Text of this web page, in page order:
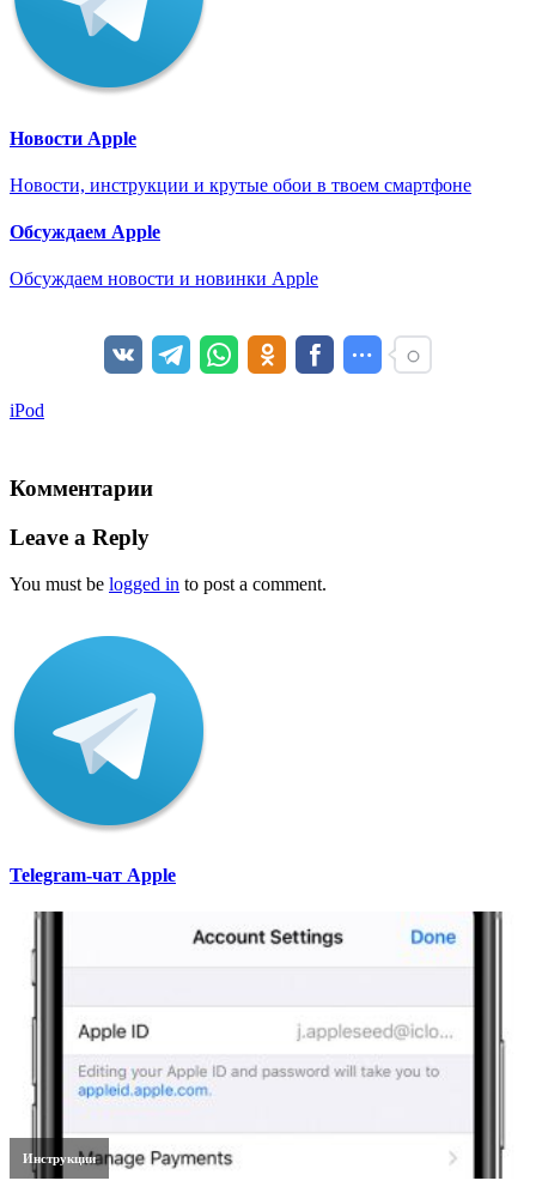
Новости Apple
Новости, инструкции и крутые обои в твоем смартфоне
Обсуждаем Apple
Обсуждаем новости и новинки Apple
iPod
Комментарии
Leave a Reply
You must be logged in to post a comment.
Telegram-чат Apple
Инструкции